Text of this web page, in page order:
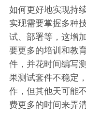
如何更好地实现持
实现需要掌握多种
试、部署等，这增
要更多的培训和教
件，并花时间编写
果测试套件不稳定
作，但其他天可能
费更多的时间来弄